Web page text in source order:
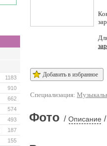
1183
910
662
574
493
187
155
Добавить в избранное
Специализация:
Фото / Описание /